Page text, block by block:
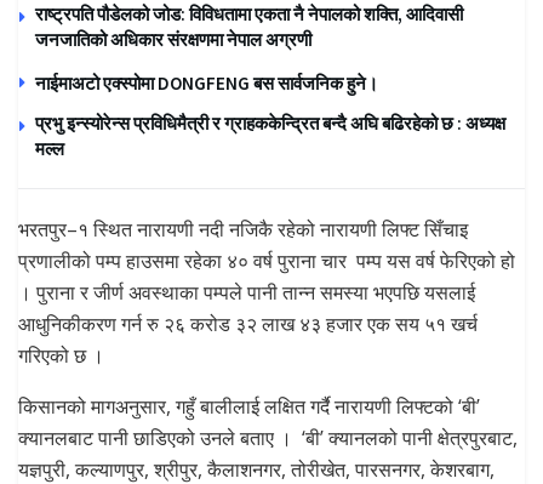
राष्ट्रपति पौडेलको जोड: विविधतामा एकता नै नेपालको शक्ति, आदिवासी
जनजातिको अधिकार संरक्षणमा नेपाल अग्रणी
नाईमाअटो एक्स्पोमा DONGFENG बस सार्वजनिक हुने।
प्रभु इन्स्योरेन्स प्रविधिमैत्री र ग्राहककेन्द्रित बन्दै अघि बढिरहेको छ : अध्यक्ष
मल्ल
भरतपुर–१ स्थित नारायणी नदी नजिकै रहेको नारायणी लिफ्ट सिँचाइ
प्रणालीको पम्प हाउसमा रहेका ४० वर्ष पुराना चार पम्प यस वर्ष फेरिएको हो
। पुराना र जीर्ण अवस्थाका पम्पले पानी तान्न समस्या भएपछि यसलाई
आधुनिकीकरण गर्न रु २६ करोड ३२ लाख ४३ हजार एक सय ५१ खर्च
गरिएको छ ।
किसानको मागअनुसार, गहुँ बालीलाई लक्षित गर्दै नारायणी लिफ्टको ‘बी’
क्यानलबाट पानी छाडिएको उनले बताए । ‘बी’ क्यानलको पानी क्षेत्रपुरबाट,
यज्ञपुरी, कल्याणपुर, श्रीपुर, कैलाशनगर, तोरीखेत, पारसनगर, केशरबाग,